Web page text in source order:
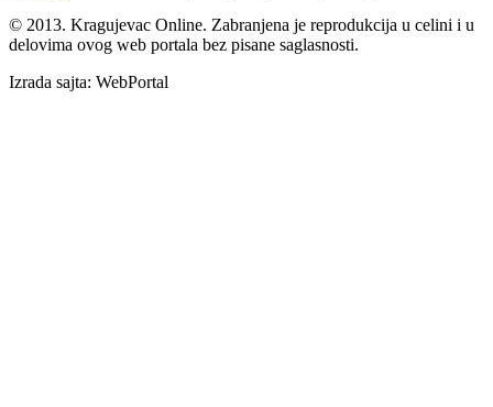
© 2013. Kragujevac Online. Zabranjena je reprodukcija u celini i u
delovima ovog web portala bez pisane saglasnosti.
Izrada sajta: WebPortal